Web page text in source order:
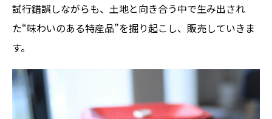
試行錯誤しながらも、土地と向き合う中で生み出され
た“味わいのある特産品”を掘り起こし、販売していきま
す。